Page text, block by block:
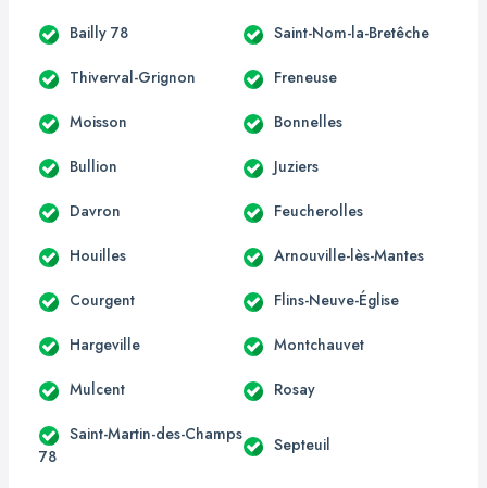
Bailly 78 Saint-Nom-la-Bretêche
Thiverval-Grignon Freneuse
Moisson Bonnelles
Bullion Juziers
Davron Feucherolles
Houilles Arnouville-lès-Mantes
Courgent Flins-Neuve-Église
Hargeville Montchauvet
Mulcent Rosay
Saint-Martin-des-Champs
78
Septeuil